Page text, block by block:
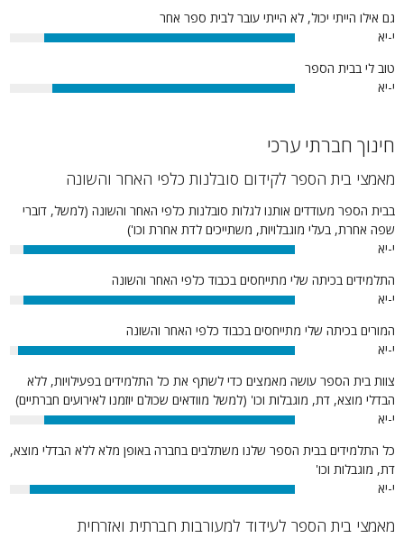
גם אילו הייתי יכול, לא הייתי עובר לבית ספר אחר
י-יא
88%
טוב לי בבית הספר
י-יא
85%
חינוך חברתי ערכי
מאמצי בית הספר לקידום סובלנות כלפי האחר והשונה
בבית הספר מעודדים אותנו לגלות סובלנות כלפי האחר והשונה (למשל, דוברי
שפה אחרת, בעלי מוגבלויות, משתייכים לדת אחרת וכו')
י-יא
95%
התלמידים בכיתה שלי מתייחסים בכבוד כלפי האחר והשונה
י-יא
95%
המורים בכיתה שלי מתייחסים בכבוד כלפי האחר והשונה
י-יא
97%
צוות בית הספר עושה מאמצים כדי לשתף את כל התלמידים בפעילויות, ללא
הבדלי מוצא, דת, מוגבלות וכו' (למשל מוודאים שכולם יוזמנו לאירועים חברתיים)
י-יא
88%
כל התלמידים בבית הספר שלנו משתלבים בחברה באופן מלא ללא הבדלי מוצא,
דת, מוגבלות וכו'
י-יא
93%
מאמצי בית הספר לעידוד למעורבות חברתית ואזרחית